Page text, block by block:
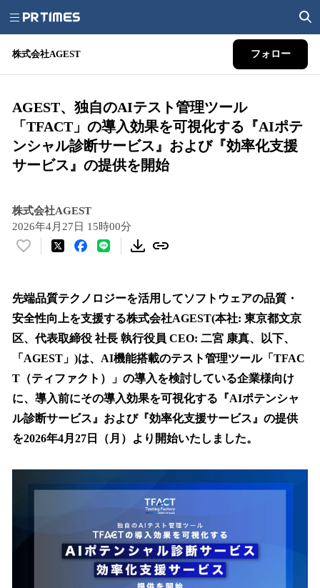
株式会社AGEST フォロー
AGEST、独自のAIテスト管理ツール
「TFACT」の導入効果を可視化する『AIポテ
ンシャル診断サービス』および『効率化支援
サービス』の提供を開始
株式会社AGEST
2026年4月27日 15時00分
い
！
数
を
読
み
込
み
中
で
す
先端品質テクノロジーを活用してソフトウェアの品質・
安全性向上を支援する株式会社AGEST(本社: 東京都文京
区、代表取締役 社長 執行役員 CEO: 二宮 康真、以下、
「AGEST」)は、AI機能搭載のテスト管理ツール「TFAC
T（ティファクト）」の導入を検討している企業様向け
に、導入前にその導入効果を可視化する『AIポテンシャ
ル診断サービス』および『効率化支援サービス』の提供
を2026年4月27日（月）より開始いたしました。